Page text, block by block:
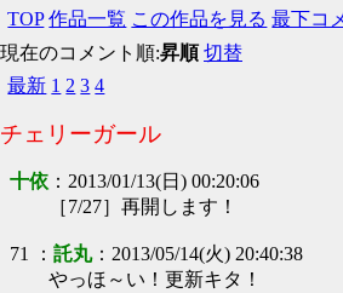
TOP 作品一覧 この作品を見る 最下コ
現在のコメント順:昇順 切替
最新 1 2 3 4
チェリーガール
十依 ： 2013/01/13(日) 00:20:06
［7/27］再開します！
71 ： 託丸： 2013/05/14(火) 20:40:38
やっほ～い！更新キタ！